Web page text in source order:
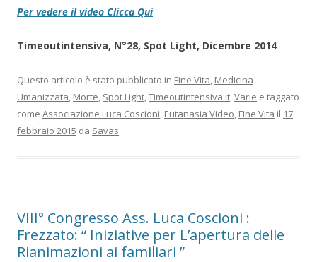
Per vedere il video Clicca Qui
Timeoutintensiva, N°28, Spot Light, Dicembre 2014
Questo articolo è stato pubblicato in Fine Vita, Medicina
Umanizzata, Morte, Spot Light,Timeoutintensiva.it,Varie e taggato
come Associazione Luca Coscioni, Eutanasia Video, Fine Vita il 17
febbraio 2015 da Savas
VIII° Congresso Ass. Luca Coscioni :
Frezzato: “ Iniziative per L’apertura delle
Rianimazioni ai familiari ”